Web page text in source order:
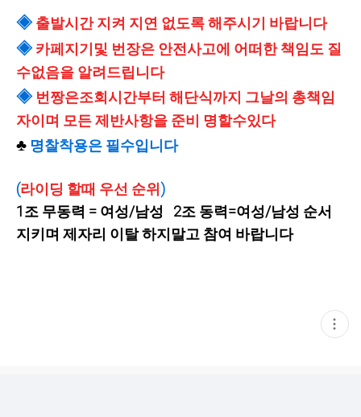
◈출발시간 지켜 지연 없도록 해주시기 바랍니다
◈카페지기및 번장은 안전사고에 어떠한 책임도 질
수없음을 알려드립니다
◈번짱은조회시간부터 해단식까지 그날의 총책임
자이며 모든 제반사항을 준비 명할수있다
♣ 명찰착용은 필수입니다
(라이딩 할때 우선 순위 )
1조 무동력 = 여성/남성 2조 동력=여성/남성 순서
지키며 제자리 이탈 하지말고 참여 바랍니다
현
재